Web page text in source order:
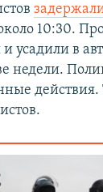
10:30.
и усадили в
недели.